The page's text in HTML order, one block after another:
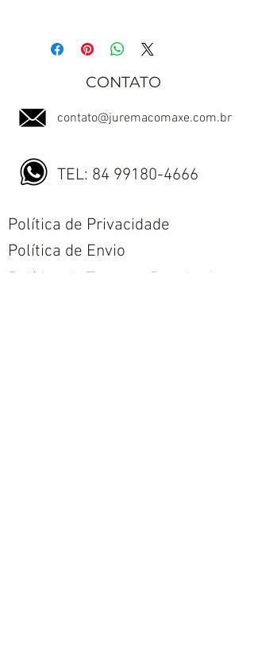
CONTATO
contato@juremacomaxe.com.br
TEL: 84 99180-4666
Política de Privacidade
Política de Envio
Política de Trocas e Devoluções